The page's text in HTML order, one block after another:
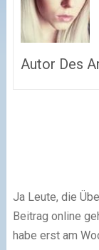
Autor Des
Ja Leute, die
Beitrag online
habe erst am